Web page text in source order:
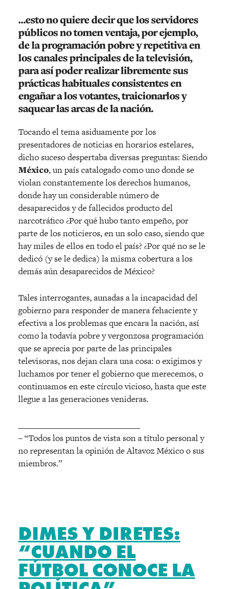
…esto no quiere decir que los servidores
públicos no tomen ventaja, por ejemplo,
de la programación pobre y repetitiva en
los canales principales de la televisión,
para así poder realizar libremente sus
prácticas habituales consistentes en
engañar a los votantes, traicionarlos y
saquear las arcas de la nación.
Tocando el tema asiduamente por los
presentadores de noticias en horarios estelares,
dicho suceso despertaba diversas preguntas: Siendo
México, un país catalogado como uno donde se
violan constantemente los derechos humanos,
donde hay un considerable número de
desaparecidos y de fallecidos producto del
narcotráfico ¿Por qué hubo tanto empeño, por
parte de los noticieros, en un solo caso, siendo que
hay miles de ellos en todo el país? ¿Por qué no se le
dedicó (y se le dedica) la misma cobertura a los
demás aún desaparecidos de México?
Tales interrogantes, aunadas a la incapacidad del
gobierno para responder de manera fehaciente y
efectiva a los problemas que encara la nación, así
como la todavía pobre y vergonzosa programación
que se aprecia por parte de las principales
televisoras, nos dejan clara una cosa: o exigimos y
luchamos por tener el gobierno que merecemos, o
continuamos en este círculo vicioso, hasta que este
llegue a las generaciones venideras.
______________________________
– “Todos los puntos de vista son a título personal y
no representan la opinión de Altavoz México o sus
miembros.”
DIMES Y DIRETES:
“CUANDO EL
FÚTBOL CONOCE LA